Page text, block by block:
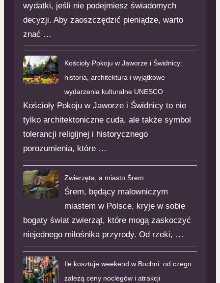
wydatki, jeśli nie podejmiesz świadomych
decyzji. Aby zaoszczędzić pieniądze, warto
znać …
Kościoły Pokoju w Jaworze i Świdnicy:
historia, architektura i wyjątkowe
wydarzenia kulturalne UNESCO
Kościoły Pokoju w Jaworze i Świdnicy to nie
tylko architektoniczne cuda, ale także symbol
tolerancji religijnej i historycznego
porozumienia, które …
Zwierzęta, a miasto Śrem
Śrem, będący malowniczym
miastem w Polsce, kryje w sobie
bogaty świat zwierząt, które mogą zaskoczyć
niejednego miłośnika przyrody. Od rzeki, …
Ile kosztuje weekend w Bochni: od czego
zależą ceny noclegów i atrakcji